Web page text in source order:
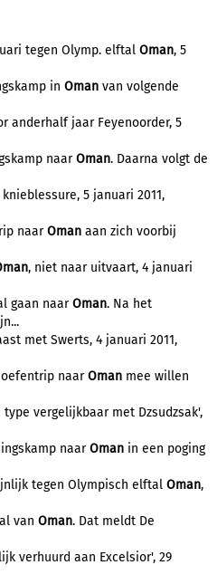
tegen Olymp. elftal Oman, 5
in Oman van volgende
anderhalf jaar Feyenoorder, 5
naarOman. Daarna volgt de
5 januari 2011,
naarOman aan zich voorbij
, niet naar uitvaart, 4 januari
gaan naarOman. Na het
met Swerts, 4 januari 2011,
oefentrip naarOman mee willen
vergelijkbaar met Dzsudzsak',
naarOman in een poging
tegen Olympisch elftal Oman,
van Oman. Dat meldt De
verhuurd aan Excelsior', 29